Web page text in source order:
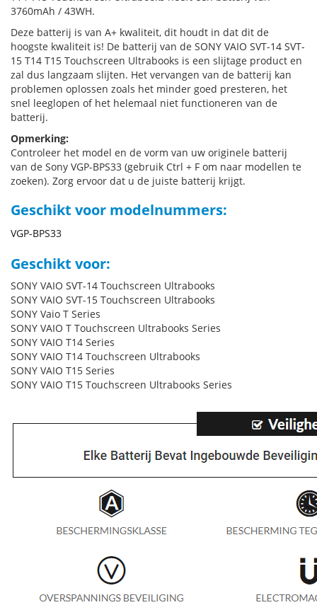
3760mAh / 43WH.
Deze batterij is van A+ kwaliteit, dit houdt in dat dit de
hoogste kwaliteit is! De batterij van de SONY VAIO SVT-14 SVT-
15 T14 T15 Touchscreen Ultrabooks is een slijtage product en
zal dus langzaam slijten. Het vervangen van de batterij kan
problemen oplossen zoals het minder goed presteren, het
snel leeglopen of het helemaal niet functioneren van de
batterij.
Opmerking:
Controleer het model en de vorm van uw originele batterij
van de Sony VGP-BPS33 (gebruik Ctrl + F om naar modellen te
zoeken). Zorg ervoor dat u de juiste batterij krijgt.
Geschikt voor modelnummers:
VGP-BPS33
Geschikt voor:
SONY VAIO SVT-14 Touchscreen Ultrabooks
SONY VAIO SVT-15 Touchscreen Ultrabooks
SONY Vaio T Series
SONY VAIO T Touchscreen Ultrabooks Series
SONY VAIO T14 Series
SONY VAIO T14 Touchscreen Ultrabooks
SONY VAIO T15 Series
SONY VAIO T15 Touchscreen Ultrabooks Series